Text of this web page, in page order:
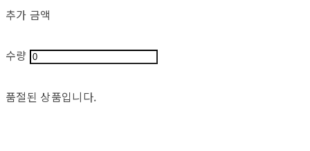
추가 금액
수량
품절된 상품입니다.